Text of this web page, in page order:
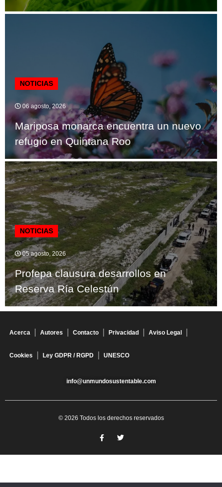
NOTICIAS
06 agosto, 2026
Mariposa monarca encuentra un nuevo
refugio en Quintana Roo
NOTICIAS
05 agosto, 2026
Profepa clausura desarrollos en
Reserva Ría Celestún
Acerca Autores Contacto Privacidad Aviso Legal
Cookies Ley GDPR / RGPD UNESCO
info@unmundosustentable.com
© 2026 Todos los derechos reservados